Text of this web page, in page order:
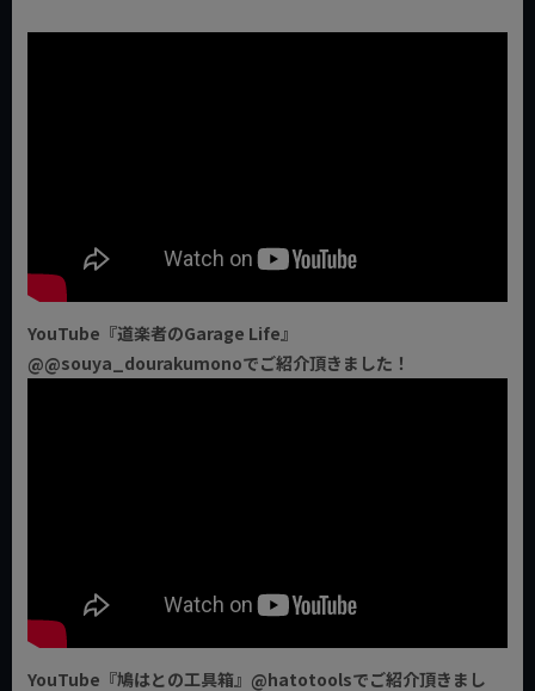
YouTube『道楽者のGarage Life』
@@souya_dourakumonoでご紹介頂きました！
YouTube『鳩はとの工具箱』@hatotoolsでご紹介頂きまし